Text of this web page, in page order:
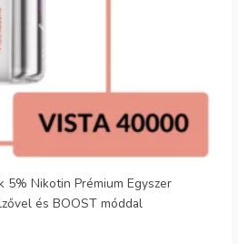
5% Nikotin Prémium Egyszer
és BOOST móddal